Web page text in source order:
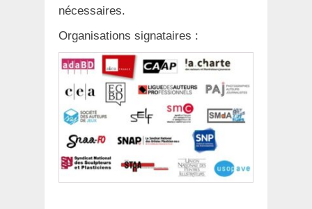
nécessaires.
Organisations signataires :